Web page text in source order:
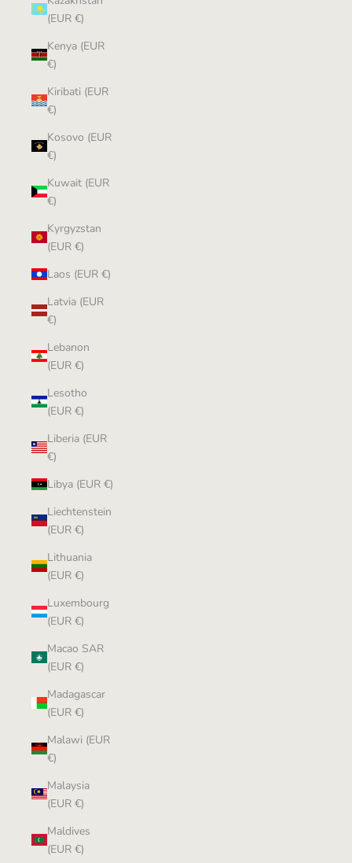
(EUR €)
Kenya (EUR
€)
Kiribati (EUR
€)
Kosovo (EUR
€)
Kuwait (EUR
€)
Kyrgyzstan
(EUR €)
Laos (EUR €)
Latvia (EUR
€)
Lebanon
(EUR €)
Lesotho
(EUR €)
Liberia (EUR
€)
Libya (EUR €)
Liechtenstein
(EUR €)
Lithuania
(EUR €)
Luxembourg
(EUR €)
Macao SAR
(EUR €)
Madagascar
(EUR €)
Malawi (EUR
€)
Malaysia
(EUR €)
Maldives
(EUR €)